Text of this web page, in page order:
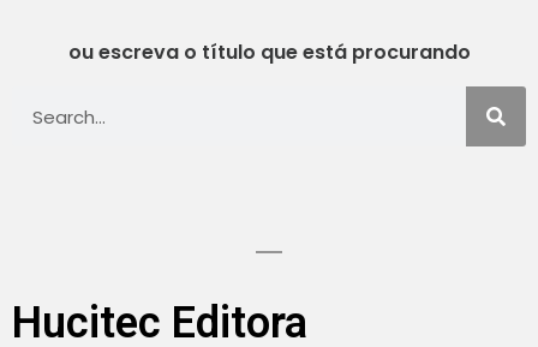
ou escreva o título que está procurando
Hucitec Editora